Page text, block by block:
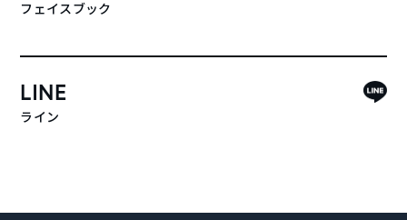
フェイスブック
LINE
ライン